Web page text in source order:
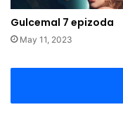
Gulcemal 7 epizoda
May 11, 2023